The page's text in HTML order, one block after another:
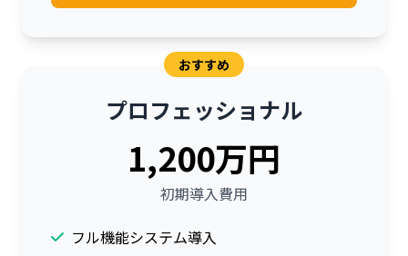
おすすめ
プロフェッショナル
1,200万円
初期導入費用
フル機能システム導入